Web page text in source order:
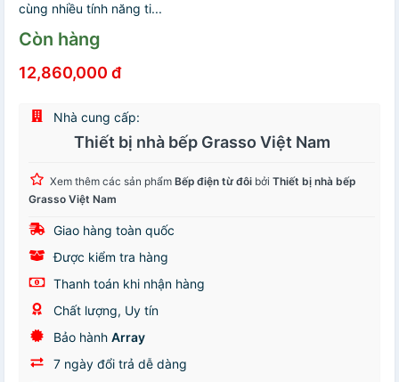
cùng nhiều tính năng ti...
Còn hàng
12,860,000 đ
Nhà cung cấp:
Thiết bị nhà bếp Grasso Việt Nam
Xem thêm các sản phẩm Bếp điện từ đôi bởi Thiết bị nhà bếp
Grasso Việt Nam
Giao hàng toàn quốc
Được kiểm tra hàng
Thanh toán khi nhận hàng
Chất lượng, Uy tín
Bảo hành Array
7 ngày đổi trả dễ dàng